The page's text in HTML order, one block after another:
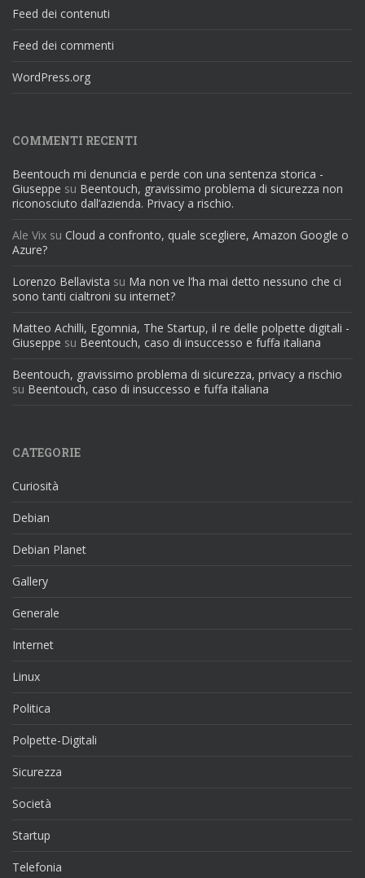
Feed dei contenuti
Feed dei commenti
WordPress.org
COMMENTI RECENTI
Beentouch mi denuncia e perde con una sentenza storica -
Giuseppe su Beentouch, gravissimo problema di sicurezza non
riconosciuto dall’azienda. Privacy a rischio.
Ale Vix su Cloud a confronto, quale scegliere, Amazon Google o
Azure?
Lorenzo Bellavista su Ma non ve l’ha mai detto nessuno che ci
sono tanti cialtroni su internet?
Matteo Achilli, Egomnia, The Startup, il re delle polpette digitali -
Giuseppe su Beentouch, caso di insuccesso e fuffa italiana
Beentouch, gravissimo problema di sicurezza, privacy a rischio
su Beentouch, caso di insuccesso e fuffa italiana
CATEGORIE
Curiosità
Debian
Debian Planet
Gallery
Generale
Internet
Linux
Politica
Polpette-Digitali
Sicurezza
Società
Startup
Telefonia